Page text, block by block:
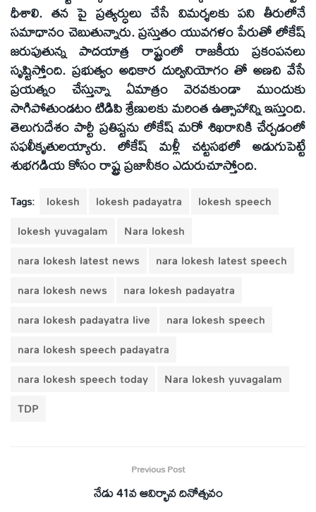
ధీశాలి. తన పై ప్రత్యర్ధులు చేసే విమర్శలకు పని తీరులోనే
సమాధానం చెబుతున్నారు. ప్రస్తుతం యువగళం పేరుతో లోకేష్
జరుపుతున్న పాదయాత్ర రాష్ట్రంలో రాజకీయ ప్రకంపనలు
సృష్టిస్తోంది. ప్రభుత్వం అధికార దుర్వినియోగం తో అణచి వేసే
ప్రయత్నం చేస్తున్నా ఏమాత్రం వెరవకుండా ముందుకు
సాగిపోతుండటం టిడిపి శ్రేణులకు మరింత ఉత్సాహాన్ని ఇస్తుంది.
తెలుగుదేశం పార్టీ ప్రతిష్టను లోకేష్ మరో శిఖరానికి చేర్చడంలో
సఫలీకృతులయ్యారు. లోకేష్ మళ్లీ చట్టసభలో అడుగుపెట్టే
శుభగడియ కోసం రాష్ట్ర ప్రజానీకం ఎదురుచూస్తోంది.
Tags: lokesh lokesh padayatra
lokesh speech
lokesh yuvagalam
Nara lokesh
nara lokesh latest news
nara lokesh latest speech
nara lokesh news
nara lokesh padayatra
nara lokesh padayatra live
nara lokesh speech
nara lokesh speech padayatra
nara lokesh speech today
Nara lokesh yuvagalam
TDP
Previous Post
నేడు 41వ ఆవిర్భావ దినోత్సవం